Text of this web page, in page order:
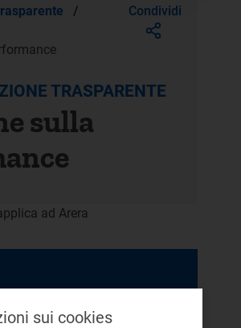
/
Condividi
TRASPARENTE
sulla
ad Arera
sui cookies